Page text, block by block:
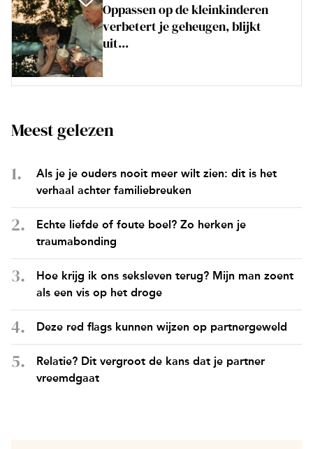
Oppassen op de kleinkinderen
verbetert je geheugen, blijkt
uit...
Meest gelezen
Als je je ouders nooit meer wilt zien: dit is het
verhaal achter familiebreuken
Echte liefde of foute boel? Zo herken je
traumabonding
Hoe krijg ik ons seksleven terug? Mijn man zoent
als een vis op het droge
Deze red flags kunnen wijzen op partnergeweld
Relatie? Dit vergroot de kans dat je partner
vreemdgaat